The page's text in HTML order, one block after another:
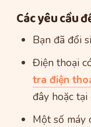
Các yêu cầu
Bạn đã đổi
Điện thoại
tra điện
đây hoặc tại
Một số máy